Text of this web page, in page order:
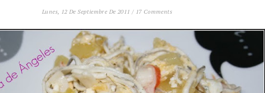
Lunes, 12 De Septiembre De 2011 / 17 Comments